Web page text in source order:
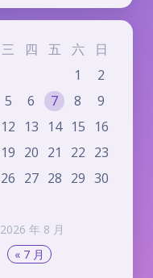
2026 年 8 月
三 四 五 六
日
1
2
5 6 7 8
9
12 13 14 15
16
19 20 21 22 23
26 27 28 29 30
« 7 月